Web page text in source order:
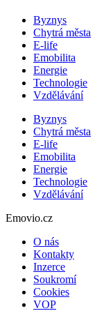
Byznys
Chytrá města
E-life
Emobilita
Energie
Technologie
Vzdělávání
Byznys
Chytrá města
E-life
Emobilita
Energie
Technologie
Vzdělávání
Emovio.cz
O nás
Kontakty
Inzerce
Soukromí
Cookies
VOP